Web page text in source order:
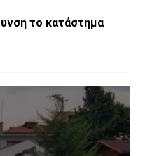
το κατάστημα